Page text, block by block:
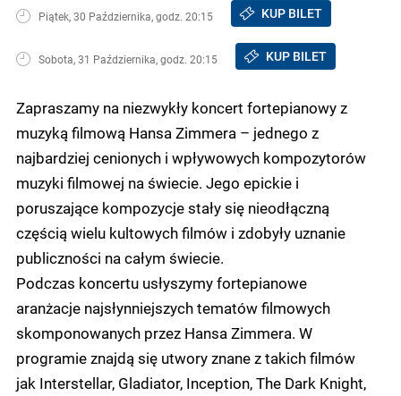
Piątek, 30 Października, godz. 20:15 KUP BILET
Sobota, 31 Października, godz. 20:15 KUP BILET
Zapraszamy na niezwykły koncert fortepianowy z
muzyką filmową Hansa Zimmera – jednego z
najbardziej cenionych i wpływowych kompozytorów
muzyki filmowej na świecie. Jego epickie i
poruszające kompozycje stały się nieodłączną
częścią wielu kultowych filmów i zdobyły uznanie
publiczności na całym świecie.
Podczas koncertu usłyszymy fortepianowe
aranżacje najsłynniejszych tematów filmowych
skomponowanych przez Hansa Zimmera. W
programie znajdą się utwory znane z takich filmów
jak Interstellar, Gladiator, Inception, The Dark Knight,